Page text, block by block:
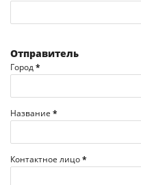
Отправитель
Город*
Название *
Контактное лицо*